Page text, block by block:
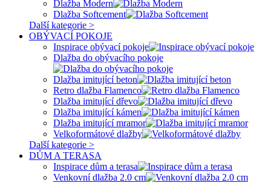
Dlažba Modern
Dlažba Softcement
Další kategorie >
OBÝVACÍ POKOJE
Inspirace obývací pokoje
Dlažba do obývacího pokoje
Dlažba imitující beton
Retro dlažba Flamenco
Dlažba imitující dřevo
Dlažba imitující kámen
Dlažba imitující mramor
Velkoformátové dlažby
Další kategorie >
DŮM A TERASA
Inspirace dům a terasa
Venkovní dlažba 2.0 cm